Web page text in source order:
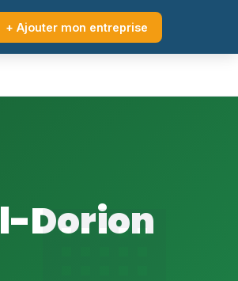
+ Ajouter mon entreprise
Dorion